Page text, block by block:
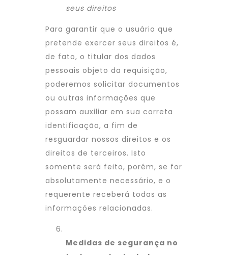
seus direitos
Para garantir que o usuário que
pretende exercer seus direitos é,
de fato, o titular dos dados
pessoais objeto da requisição,
poderemos solicitar documentos
ou outras informações que
possam auxiliar em sua correta
identificação, a fim de
resguardar nossos direitos e os
direitos de terceiros. Isto
somente será feito, porém, se for
absolutamente necessário, e o
requerente receberá todas as
informações relacionadas.
Medidas de segurança no